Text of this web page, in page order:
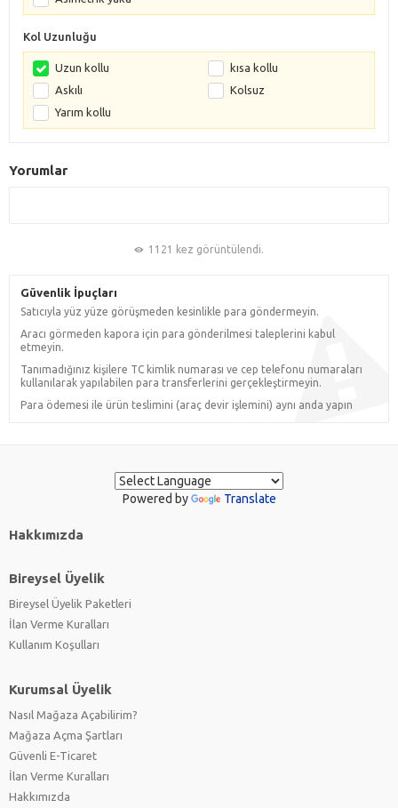
Kol Uzunluğu
Uzun kollu
kısa kollu
Askılı
Kolsuz
Yarım kollu
Yorumlar
1121 kez görüntülendi.
Güvenlik İpuçları
Satıcıyla yüz yüze görüşmeden kesinlikle para göndermeyin.
Aracı görmeden kapora için para gönderilmesi taleplerini kabul
etmeyin.
Tanımadığınız kişilere TC kimlik numarası ve cep telefonu numaraları
kullanılarak yapılabilen para transferlerini gerçekleştirmeyin.
Para ödemesi ile ürün teslimini (araç devir işlemini) aynı anda yapın
Powered by Translate
Hakkımızda
Bireysel Üyelik
Bireysel Üyelik Paketleri
İlan Verme Kuralları
Kullanım Koşulları
Kurumsal Üyelik
Nasıl Mağaza Açabilirim?
Mağaza Açma Şartları
Güvenli E-Ticaret
İlan Verme Kuralları
Hakkımızda